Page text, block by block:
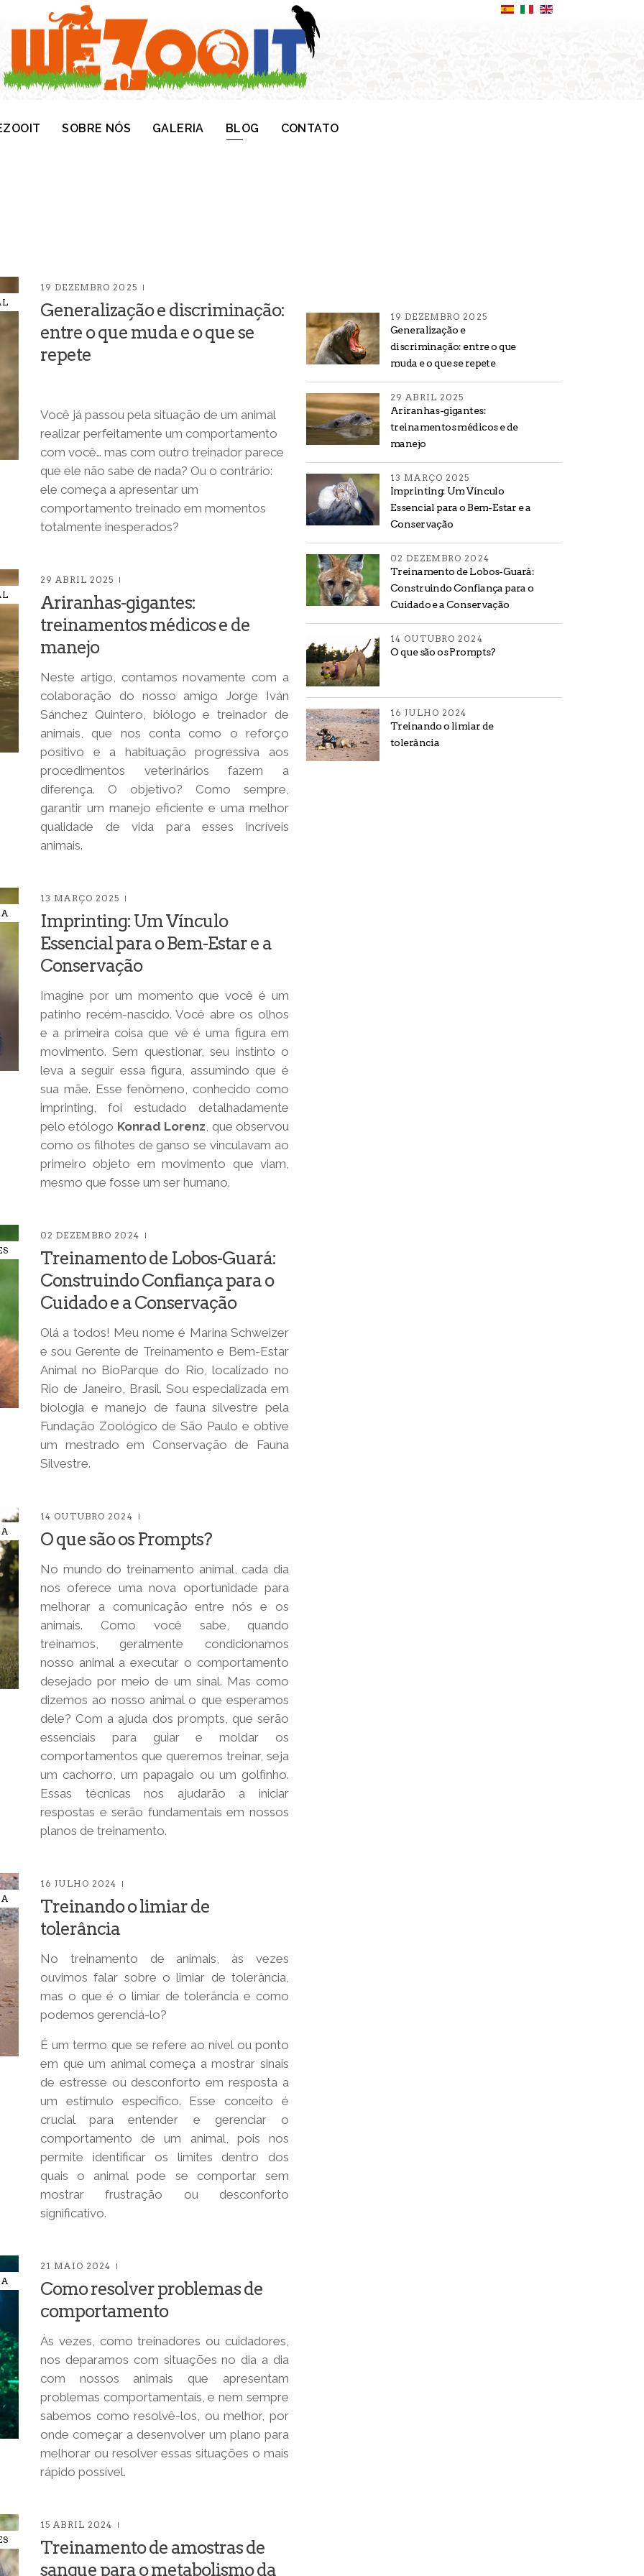
SOBRE NÓS GALERIA BLOG CONTATO
19 DEZEMBRO 2025
Generalização e discriminação:
entre o que muda e o que se
repete
Você já passou pela situação de um animal
realizar perfeitamente um comportamento
com você… mas com outro treinador parece
que ele não sabe de nada? Ou o contrário:
ele começa a apresentar um
comportamento treinado em momentos
totalmente inesperados?
29 ABRIL 2025
Ariranhas-gigantes:
treinamentos médicos e de
manejo
Neste artigo, contamos novamente com a
colaboração do nosso amigo Jorge Iván
Sánchez Quintero, biólogo e treinador de
animais, que nos conta como o reforço
positivo e a habituação progressiva aos
procedimentos veterinários fazem a
diferença. O objetivo? Como sempre,
garantir um manejo eficiente e uma melhor
qualidade de vida para esses incríveis
animais.
13 MARÇO 2025
Imprinting: Um Vínculo
Essencial para o Bem-Estar e a
Conservação
Imagine por um momento que você é um
patinho recém-nascido. Você abre os olhos
e a primeira coisa que vê é uma figura em
movimento. Sem questionar, seu instinto o
leva a seguir essa figura, assumindo que é
sua mãe. Esse fenômeno, conhecido como
imprinting, foi estudado detalhadamente
pelo etólogo Konrad Lorenz, que observou
como os filhotes de ganso se vinculavam ao
primeiro objeto em movimento que viam,
mesmo que fosse um ser humano.
02 DEZEMBRO 2024
Treinamento de Lobos-Guará:
Construindo Confiança para o
Cuidado e a Conservação
Olá a todos! Meu nome é Marina Schweizer
e sou Gerente de Treinamento e Bem-Estar
Animal no BioParque do Rio, localizado no
Rio de Janeiro, Brasil. Sou especializada em
biologia e manejo de fauna silvestre pela
Fundação Zoológico de São Paulo e obtive
um mestrado em Conservação de Fauna
Silvestre.
14 OUTUBRO 2024
O que são os Prompts?
No mundo do treinamento animal, cada dia
nos oferece uma nova oportunidade para
melhorar a comunicação entre nós e os
animais. Como você sabe, quando
treinamos, geralmente condicionamos
nosso animal a executar o comportamento
desejado por meio de um sinal. Mas como
dizemos ao nosso animal o que esperamos
dele? Com a ajuda dos prompts, que serão
essenciais para guiar e moldar os
comportamentos que queremos treinar, seja
um cachorro, um papagaio ou um golfinho.
Essas técnicas nos ajudarão a iniciar
respostas e serão fundamentais em nossos
planos de treinamento.
16 JULHO 2024
Treinando o limiar de
tolerância
No treinamento de animais, às vezes
ouvimos falar sobre o limiar de tolerância,
mas o que é o limiar de tolerância e como
podemos gerenciá-lo?
É um termo que se refere ao nível ou ponto
em que um animal começa a mostrar sinais
de estresse ou desconforto em resposta a
um estímulo específico. Esse conceito é
crucial para entender e gerenciar o
comportamento de um animal, pois nos
permite identificar os limites dentro dos
quais o animal pode se comportar sem
mostrar frustração ou desconforto
significativo.
21 MAIO 2024
Como resolver problemas de
comportamento
Às vezes, como treinadores ou cuidadores,
nos deparamos com situações no dia a dia
com nossos animais que apresentam
problemas comportamentais, e nem sempre
sabemos como resolvê-los, ou melhor, por
onde começar a desenvolver um plano para
melhorar ou resolver essas situações o mais
rápido possível.
15 ABRIL 2024
Treinamento de amostras de
sangue para o metabolismo da
19 DEZEMBRO 2025
Generalização e
discriminação: entre o que
muda e o que se repete
29 ABRIL 2025
Ariranhas-gigantes:
treinamentos médicos e de
manejo
13 MARÇO 2025
Imprinting: Um Vínculo
Essencial para o Bem-Estar e a
Conservação
02 DEZEMBRO 2024
Treinamento de Lobos-Guará:
Construindo Confiança para o
Cuidado e a Conservação
14 OUTUBRO 2024
O que são os Prompts?
16 JULHO 2024
Treinando o limiar de
tolerância